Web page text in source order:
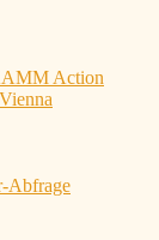
Action
Abfrage